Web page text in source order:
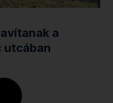
a
utcában